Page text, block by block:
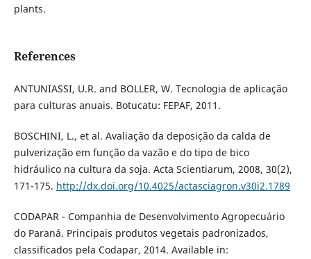
plants.
References
ANTUNIASSI, U.R. and BOLLER, W. Tecnologia de aplicação
para culturas anuais. Botucatu: FEPAF, 2011.
BOSCHINI, L., et al. Avaliação da deposição da calda de
pulverização em função da vazão e do tipo de bico
hidráulico na cultura da soja. Acta Scientiarum, 2008, 30(2),
171-175. http://dx.doi.org/10.4025/actasciagron.v30i2.1789
CODAPAR - Companhia de Desenvolvimento Agropecuário
do Paraná. Principais produtos vegetais padronizados,
classificados pela Codapar, 2014. Available in: